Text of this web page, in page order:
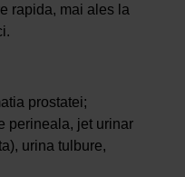
rapida, mai ales la
prostatei;
perineala, jet urinar
urina tulbure,